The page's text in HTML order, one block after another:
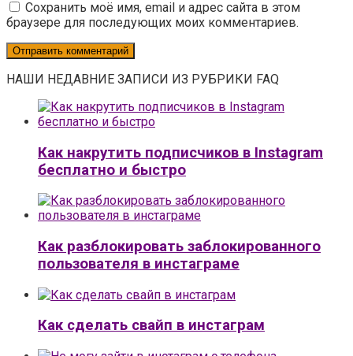
Сохранить моё имя, email и адрес сайта в этом
браузере для последующих моих комментариев.
НАШИ НЕДАВНИЕ ЗАПИСИ ИЗ РУБРИКИ FAQ
Как накрутить подписчиков в Instagram
бесплатно и быстро
Как разблокировать заблокированного
пользователя в инстаграме
Как сделать свайп в инстаграм